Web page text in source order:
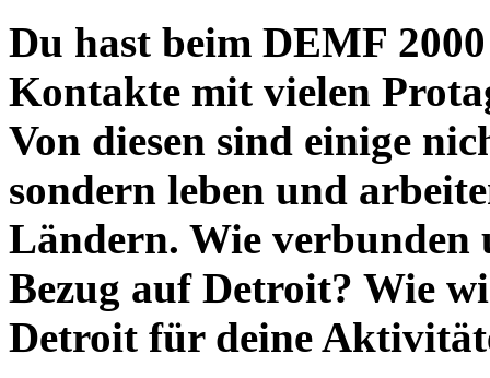
Du hast beim DEMF
Kontakte mit vielen
Von diesen sind einige
sondern leben und
Ländern. Wie
Bezug auf Detroit? Wie
Detroit für deine